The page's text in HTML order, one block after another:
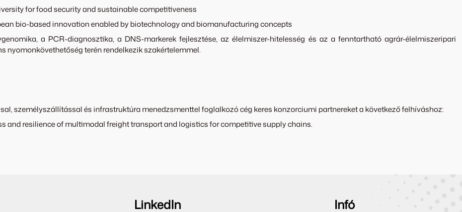
for food security and sustainable competitiveness
bio-based innovation enabled by biotechnology and biomanufacturing concepts
a PCR-diagnosztika, a DNS-markerek fejlesztése, az élelmiszer-hitelesség és az a fenntartható agrár-élelmiszeripari
nyomonkövethetőség terén rendelkezik szakértelemmel.
személyszállítással és infrastruktúra menedzsmenttel foglalkozó cég keres konzorciumi partnereket a következő felhíváshoz:
and resilience of multimodal freight transport and logistics for competitive supply chains.
LinkedIn Infó